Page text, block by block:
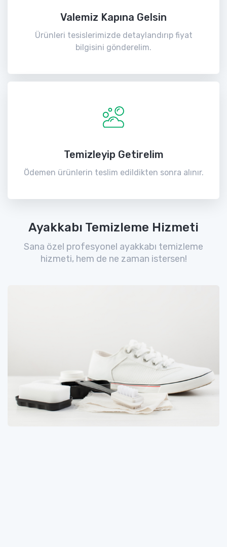
Valemiz Kapına Gelsin
Ürünleri tesislerimizde detaylandırıp fiyat
bilgisini gönderelim.
Temizleyip Getirelim
Ödemen ürünlerin teslim edildikten sonra alınır.
Ayakkabı Temizleme Hizmeti
Sana özel profesyonel ayakkabı temizleme
hizmeti, hem de ne zaman istersen!